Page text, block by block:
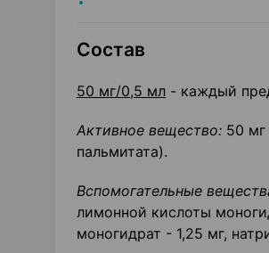
Состав
50 мг/0,5 мл - каждый
Активное вещество: 50 мг
пальмитата).
Вспомогательные
лимонной кислоты
моногидрат - 1,25 мг,